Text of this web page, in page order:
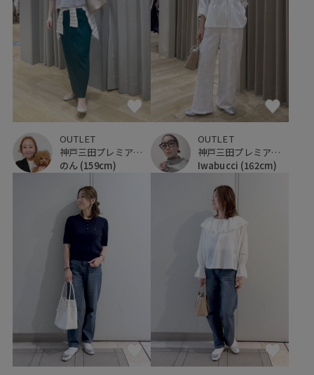
OUTLET
神戸三田プレミアム・アウトレット
のん (159cm)
OUTLET
神戸三田プレミアム・アウトレット
Iwabucci (162cm)